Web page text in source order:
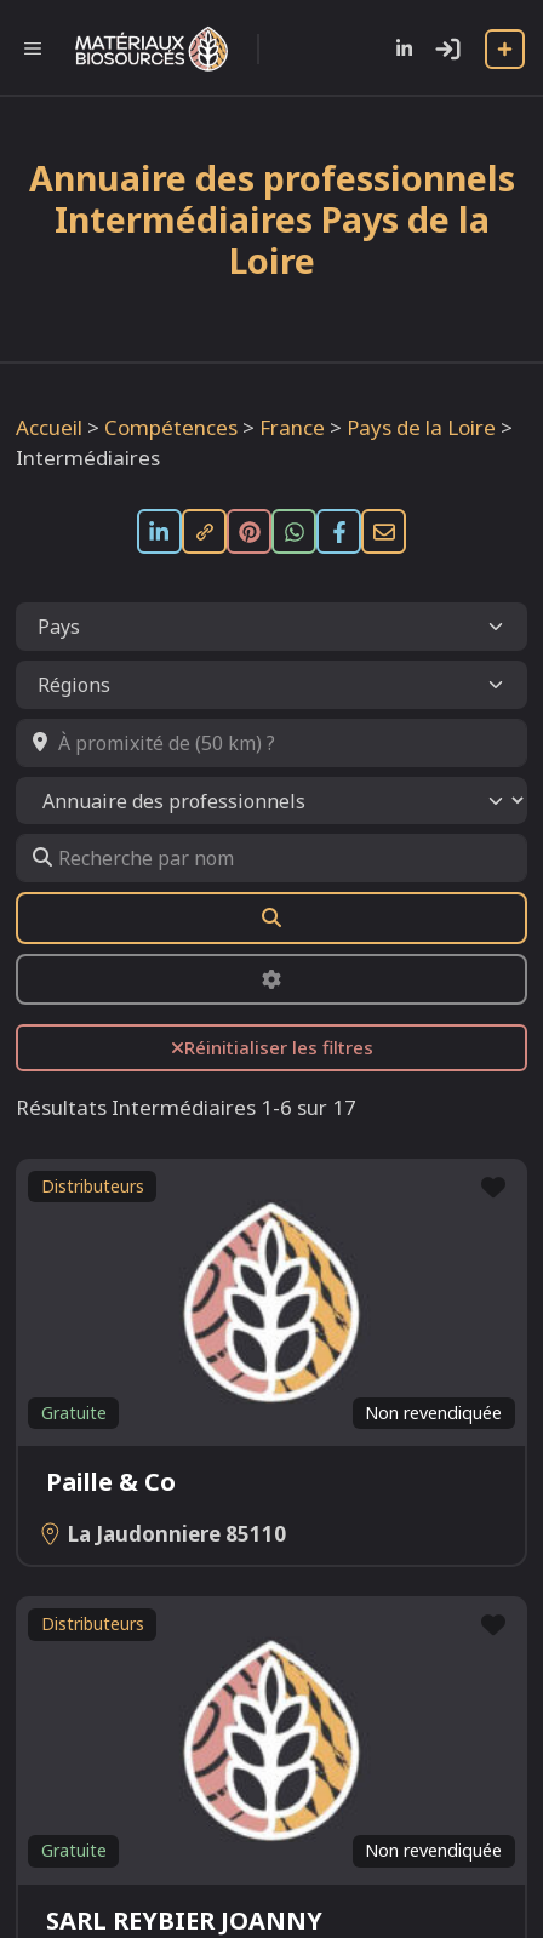
contenu
MENU
Annuaire des professionnels
Intermédiaires Pays de la
Loire
Accueil > Compétences > France > Pays de la Loire >
Intermédiaires
À promixité de (50 km) ?
Select search type
Recherche par nom
Advanced Filters
Réinitialiser les filtres
Résultats Intermédiaires 1-6 sur 17
Distributeurs
Non revendiquée
Gratuite
Paille & Co
La Jaudonniere 85110
Distributeurs
Non revendiquée
Gratuite
SARL REYBIER JOANNY